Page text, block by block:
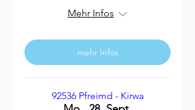
Mehr Infos
mehr Infos
92536 Pfreimd - Kirwa